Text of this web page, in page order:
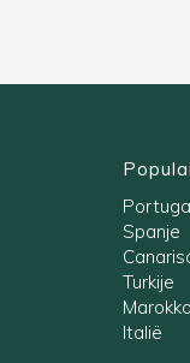
Spanje
Turkije
Marokko
Italië